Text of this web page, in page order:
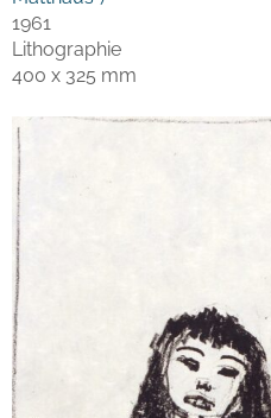
1961
Lithographie
400 x 325 mm